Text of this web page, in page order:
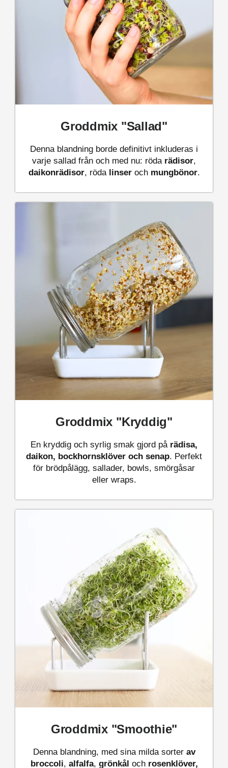
Groddmix "Sallad"
Denna blandning borde definitivt inkluderas i
varje sallad från och med nu: röda rädisor,
daikonrädisor, röda linseroch mungbönor.
Groddmix "Kryddig"
En kryddig och syrlig smak gjord på rädisa,
daikon, bockhornsklöver och senap. Perfekt
för brödpålägg, sallader, bowls, smörgåsar
eller wraps.
Groddmix "Smoothie"
Denna blandning, med sina milda sorter av
broccoli, alfalfa, grönkål och rosenklöver,